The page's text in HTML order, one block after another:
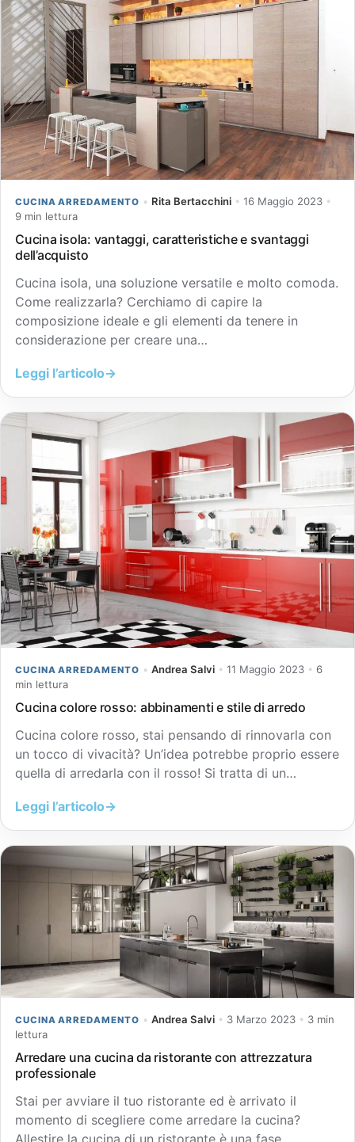
CUCINA ARREDAMENTO • Rita Bertacchini • 16 Maggio 2023 •
9 min lettura
Cucina isola: vantaggi, caratteristiche e svantaggi
dell’acquisto
Cucina isola, una soluzione versatile e molto comoda.
Come realizzarla? Cerchiamo di capire la
composizione ideale e gli elementi da tenere in
considerazione per creare una…
Leggi l’articolo→
CUCINA ARREDAMENTO • Andrea Salvi • 11 Maggio 2023 • 6
min lettura
Cucina colore rosso: abbinamenti e stile di arredo
Cucina colore rosso, stai pensando di rinnovarla con
un tocco di vivacità? Un’idea potrebbe proprio essere
quella di arredarla con il rosso! Si tratta di un…
Leggi l’articolo→
CUCINA ARREDAMENTO • Andrea Salvi • 3 Marzo 2023 • 3 min
lettura
Arredare una cucina da ristorante con attrezzatura
professionale
Stai per avviare il tuo ristorante ed è arrivato il
momento di scegliere come arredare la cucina?
Allestire la cucina di un ristorante è una fase…